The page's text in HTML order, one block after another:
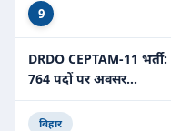
9
DRDO CEPTAM-11
764 पदों पर अवसर…
बिहार